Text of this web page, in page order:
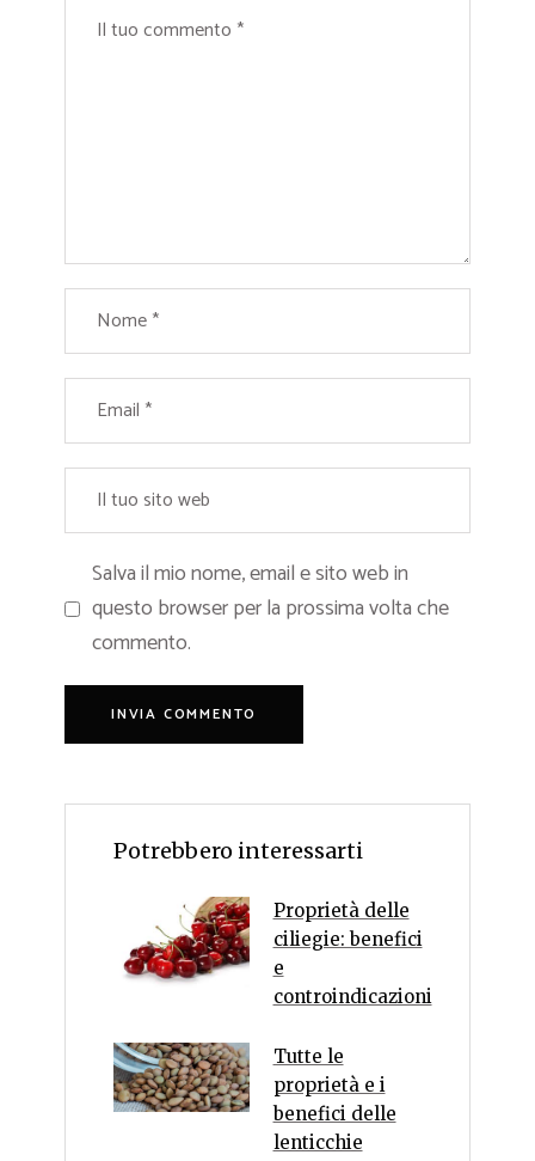
Salva il mio nome, email e sito web in
questo browser per la prossima volta che
commento.
Potrebbero interessarti
Proprietà delle
ciliegie: benefici
e
controindicazioni
Tutte le
proprietà e i
benefici delle
lenticchie